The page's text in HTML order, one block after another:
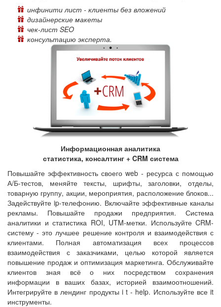
инфинити лист - клиенты без вложений
дизайнерские макеты
чек-лист SEO
консультацию эксперта.
Информационная аналитика
статистика, консалтинг + CRM система
Повышайте эффективность своего web - ресурса с помощью
А/Б-тестов, меняйте тексты, шрифты, заголовки, отделы,
товарную группу, акции, мероприятия, расположение блоков...
Задействуйте ip-телефонию. Включайте эффективные каналы
рекламы. Повышайте продажи предприятия. Система
аналитики и статистика ROI, UTM-метки. Используйте CRM-
систему - это лучшее решение контроля и взаимодействия с
клиентами. Полная автоматизация всех процессов
взаимодействия с заказчиками, целью которой является
повышение продаж и оптимизация маркетинга. Обслуживайте
клиентов зная всё о них посредством сохранения
информации в ваших базах, историей взаимоотношений.
Интегрируйте в лендинг продукты i t - help. Используйте все it
инструменты.